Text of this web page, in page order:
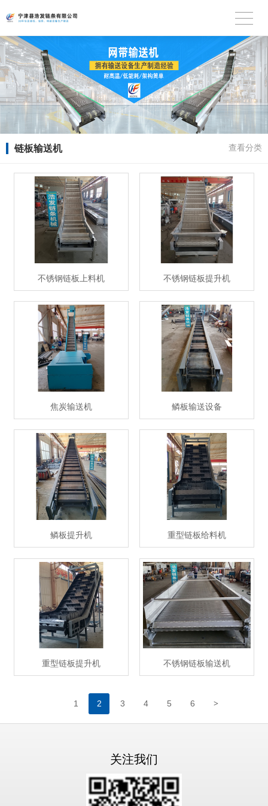
链板输送机 查看分类
不锈钢链板上料机 不锈钢链板提升机
焦炭输送机 鳞板输送设备
鳞板提升机 重型链板给料机
重型链板提升机 不锈钢链板输送机
1 2 3 4 5 6 >
关注我们